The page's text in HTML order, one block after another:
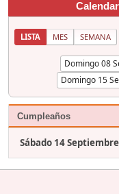
LISTA MES SEMANA
Cumpleaños
Sábado 14 Septiembre